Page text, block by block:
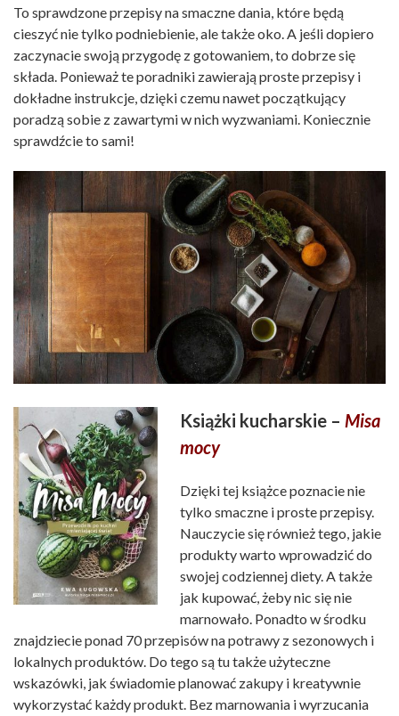
To sprawdzone przepisy na smaczne dania, które będą
cieszyć nie tylko podniebienie, ale także oko. A jeśli dopiero
zaczynacie swoją przygodę z gotowaniem, to dobrze się
składa. Ponieważ te poradniki zawierają proste przepisy i
dokładne instrukcje, dzięki czemu nawet początkujący
poradzą sobie z zawartymi w nich wyzwaniami. Koniecznie
sprawdźcie to sami!
Książki kucharskie – Misa
mocy
Dzięki tej książce poznacie nie
tylko smaczne i proste przepisy.
Nauczycie się również tego, jakie
produkty warto wprowadzić do
swojej codziennej diety. A także
jak kupować, żeby nic się nie
marnowało. Ponadto w środku
znajdziecie ponad 70 przepisów na potrawy z sezonowych i
lokalnych produktów. Do tego są tu także użyteczne
wskazówki, jak świadomie planować zakupy i kreatywnie
wykorzystać każdy produkt. Bez marnowania i wyrzucania